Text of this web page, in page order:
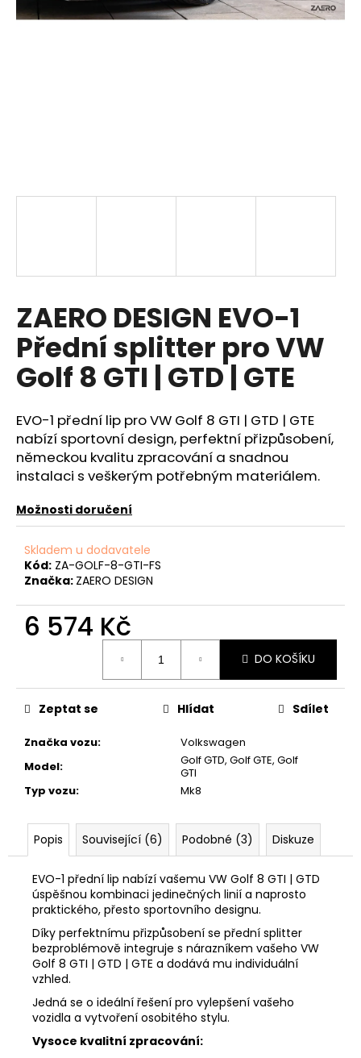
ZAERO DESIGN EVO-1
Přední splitter pro VW
Golf 8 GTI | GTD | GTE
EVO-1 přední lip pro VW Golf 8 GTI | GTD | GTE
nabízí sportovní design, perfektní přizpůsobení,
německou kvalitu zpracování a snadnou
instalaci s veškerým potřebným materiálem.
Možnosti doručení
Skladem u dodavatele
Kód: ZA-GOLF-8-GTI-FS
Značka: ZAERO DESIGN
6 574 Kč
DO KOŠÍKU
Značka vozu:
Volkswagen
Model: Golf GTD, Golf GTE, Golf
GTI
Typ vozu: Mk8
Zeptat se Hlídat Sdílet
Popis Související (6) Podobné (3) Diskuze
EVO-1 přední lip nabízí vašemu VW Golf 8 GTI | GTD
úspěšnou kombinaci jedinečných linií a naprosto
praktického, přesto sportovního designu.
Díky perfektnímu přizpůsobení se přední splitter
bezproblémově integruje s nárazníkem vašeho VW
Golf 8 GTI | GTD | GTE a dodává mu individuální
vzhled.
Jedná se o ideální řešení pro vylepšení vašeho
vozidla a vytvoření osobitého stylu.
Vysoce kvalitní zpracování:
a
o
o
r
u
č
u
e
m
e
MOTORSPORT
KIT
PRO
VYŘAZENÍ
VYVAŽOVACÍCH
HŘÍDELÍ
EA113
5
Kč